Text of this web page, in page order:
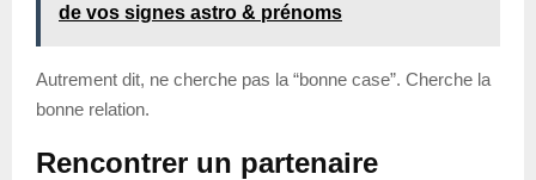
de vos signes astro & prénoms
Autrement dit, ne cherche pas la “bonne case”. Cherche la
bonne relation.
Rencontrer un partenaire